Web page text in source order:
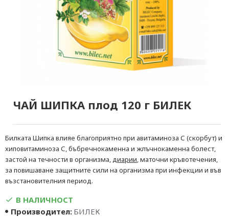
ЧАЙ ШИПКА плод 120 г БИЛЕК
В НАЛИЧНОСТ
Производител: БИЛЕК
Билката Шипка влияе благоприятно при авитаминоза С (скорбут) и
хиповитаминоза С, бъбречнокаменна и жлъчнокаменна болест,
застой на течности в организма,диарии, маточни кръвотечения,
за повишаване защитните сили на организма при инфекции и във
възстановителния период.